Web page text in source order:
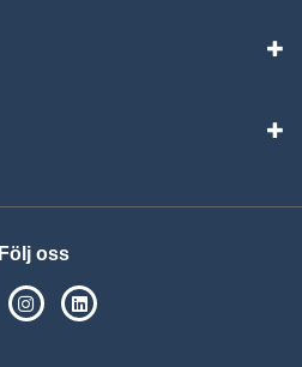
Följ oss
SPSM på Facebook
SPSM på Instagram